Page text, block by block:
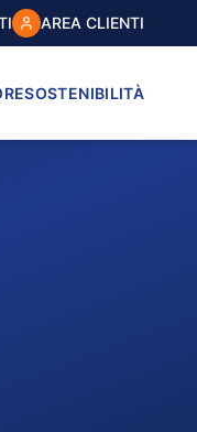
AREA CLIENTI
SOSTENIBILITÀ